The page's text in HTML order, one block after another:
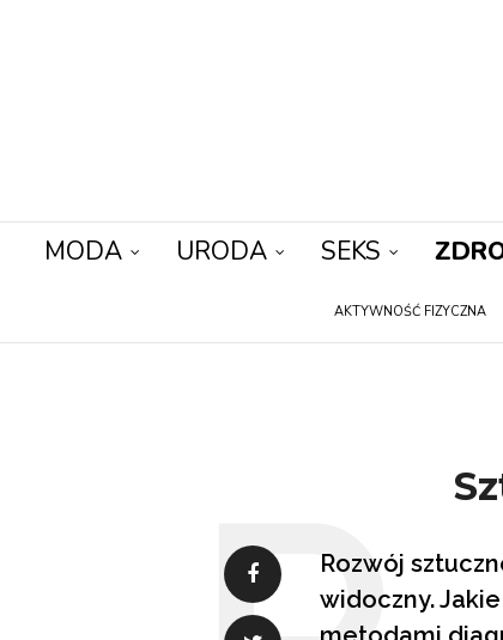
MODA URODA SEKS
AKTYWNOŚĆ FIZYCZNA
Rozwój
widoczny.